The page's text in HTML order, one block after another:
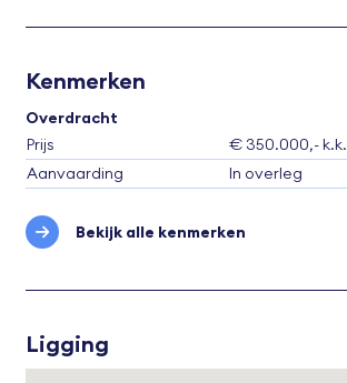
Kenmerken
Overdracht
Prijs
€ 350.000,- k.k.
Aanvaarding
In overleg
Bekijk alle kenmerken
Ligging